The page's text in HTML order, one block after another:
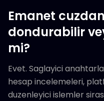
Emanet
dondurabilir
mi?
Evet. Saglayici
hesap incelemeleri,
duzenleyici islemler